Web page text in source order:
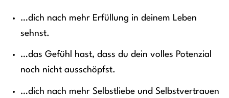
…dich nach mehr Erfüllung in deinem Leben
sehnst.
…das Gefühl hast, dass du dein volles Potenzial
noch nicht ausschöpfst.
…dich nach mehr Selbstliebe und Selbstvertrauen